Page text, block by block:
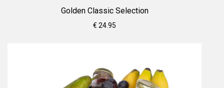
Golden Classic Selection
€ 24.95